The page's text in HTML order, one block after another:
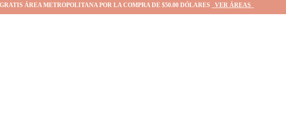
ÁREA METROPOLITANA POR LA COMPRA DE $50.00 DÓLARES VER ÁREAS